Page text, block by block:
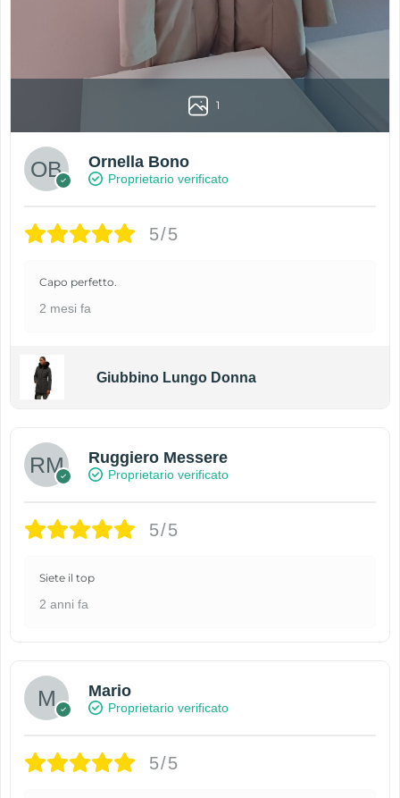
1
Ornella Bono
Proprietario verificato
5/5
Capo perfetto.
2 mesi fa
Giubbino Lungo Donna
Ruggiero Messere
Proprietario verificato
5/5
Siete il top
2 anni fa
Mario
Proprietario verificato
5/5